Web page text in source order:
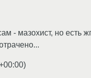
- мазохист, но есть
)